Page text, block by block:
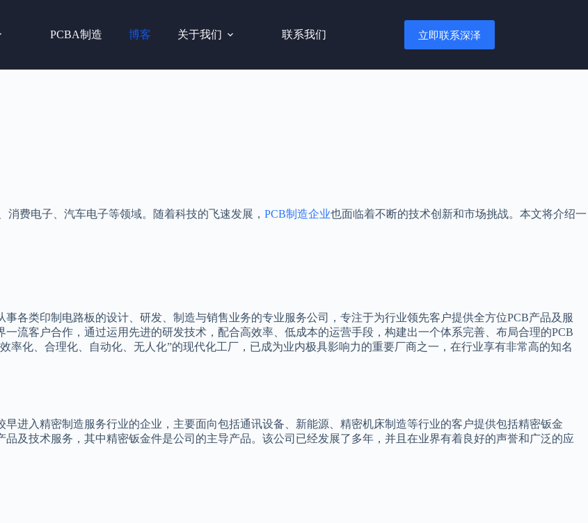
PCBA制造 博客 关于我们 联系我们 立即联系深泽
费电子、汽车电子等领域。随着科技的飞速发展， PCB制造企业也面临着不断的技术创新和市场挑战。本文将介绍一
事各类印制电路板的设计、研发、制造与销售业务的专业服务公司，专注于为行业领先客户提供全方位PCB产品及服
一流客户合作，通过运用先进的研发技术，配合高效率、低成本的运营手段，构建出一个体系完善、布局合理的PCB
率化、合理化、自动化、无人化”的现代化工厂，已成为业内极具影响力的重要厂商之一，在行业享有非常高的知名
早进入精密制造服务行业的企业，主要面向包括通讯设备、新能源、精密机床制造等行业的客户提供包括精密钣金
品及技术服务，其中精密钣金件是公司的主导产品。该公司已经发展了多年，并且在业界有着良好的声誉和广泛的应